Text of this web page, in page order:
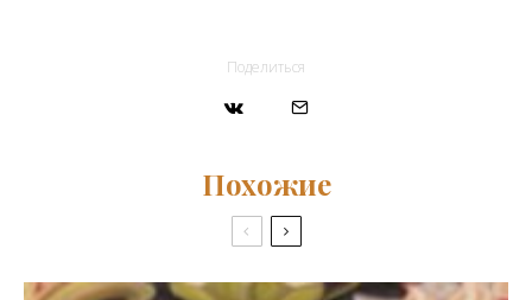
Поделиться
Похожие